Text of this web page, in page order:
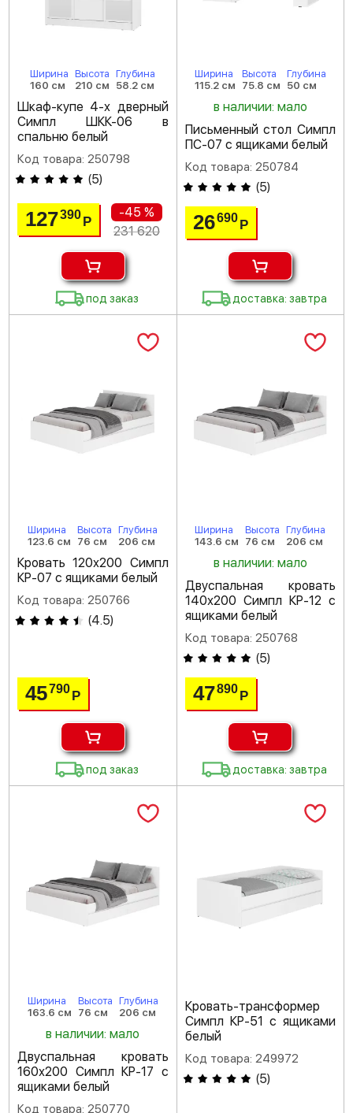
Ширина
160 см
Высота
210 см
Глубина
58.2 см
Шкаф-купе 4-х дверный
Симпл ШКК-06 в
спальню белый
Код товара: 250798
(5)
127390Р
-45 %
231 620
под заказ
Ширина
115.2 см
Высота
75.8 см
Глубина
50 см
в наличии: мало
Письменный стол Симпл
ПС-07 с ящиками белый
Код товара: 250784
(5)
26690 Р
доставка: завтра
Ширина
123.6 см
Высота
76 см
Глубина
206 см
Кровать 120х200 Симпл
КР-07 с ящиками белый
Код товара: 250766
(4.5)
45790Р
под заказ
Ширина
143.6 см
Высота
76 см
Глубина
206 см
в наличии: мало
Двуспальная кровать
140х200 Симпл КР-12 с
ящиками белый
Код товара: 250768
(5)
47890 Р
доставка: завтра
Ширина
163.6 см
Высота
76 см
Глубина
206 см
в наличии: мало
Двуспальная кровать
160х200 Симпл КР-17 с
ящиками белый
Код товара: 250770
Кровать-трансформер
Симпл КР-51 с ящиками
белый
Код товара: 249972
(5)